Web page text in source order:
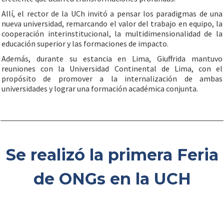
Allí, el rector de la UCh invitó a pensar los paradigmas de una
nueva universidad, remarcando el valor del trabajo en equipo, la
cooperación interinstitucional, la multidimensionalidad de la
educación superior y las formaciones de impacto.
Además, durante su estancia en Lima, Giuffrida mantuvo
reuniones con la Universidad Continental de Lima, con el
propósito de promover a la internalización de ambas
universidades y lograr una formación académica conjunta.
Se realizó la primera Feria
de ONGs en la UCH